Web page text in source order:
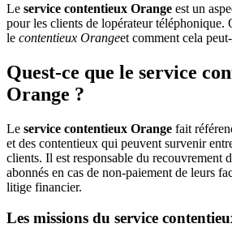
Le service contentieux Orange est un
pour les clients de lopérateur téléphonique.
le contentieux Orangeet comment cela
Quest-ce que le service
Orange ?
Le service contentieux Orange fait
et des contentieux qui peuvent survenir
clients. Il est responsable du recouvrement
abonnés en cas de non-paiement de leurs
litige financier.
Les missions du service